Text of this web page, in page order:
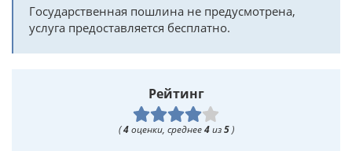
Государственная пошлина не предусмотрена,
услуга предоставляется бесплатно.
Рейтинг
(4оценки, среднее4из5)